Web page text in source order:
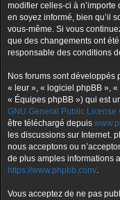
modifier celles-ci à
en soyez informé, bien qu’il
vous-même. Si vous
que des changements ont
responsable des conditions
Nos forums sont développés
« leur », « logiciel phpBB »,
« Équipes phpBB ») qui est
GNU General Public License
être téléchargé depuis
les discussions sur Internet.
nous acceptons ou
de plus amples informations
https://www.phpbb.com/.
Vous acceptez de ne pas